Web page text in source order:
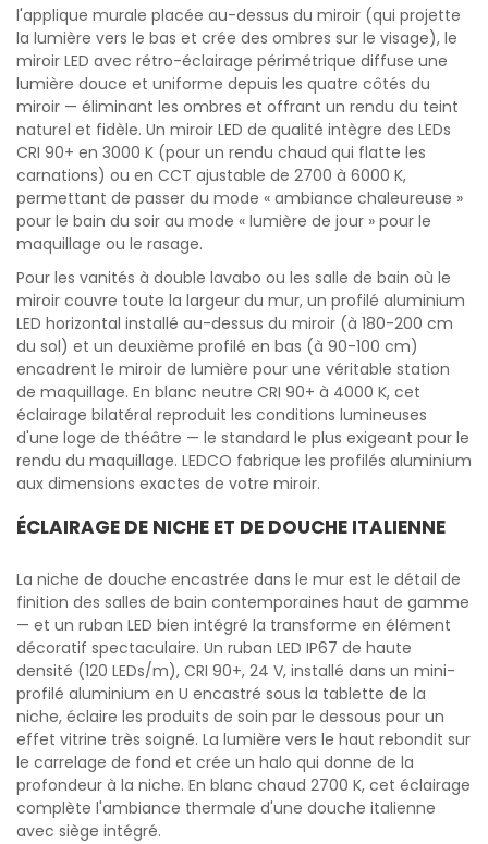
l'applique murale placée au-dessus du miroir (qui projette
la lumière vers le bas et crée des ombres sur le visage), le
miroir LED avec rétro-éclairage périmétrique diffuse une
lumière douce et uniforme depuis les quatre côtés du
miroir — éliminant les ombres et offrant un rendu du teint
naturel et fidèle. Un miroir LED de qualité intègre des LEDs
CRI 90+ en 3000 K (pour un rendu chaud qui flatte les
carnations) ou en CCT ajustable de 2700 à 6000 K,
permettant de passer du mode « ambiance chaleureuse »
pour le bain du soir au mode « lumière de jour » pour le
maquillage ou le rasage.
Pour les vanités à double lavabo ou les salle de bain où le
miroir couvre toute la largeur du mur, un profilé aluminium
LED horizontal installé au-dessus du miroir (à 180-200 cm
du sol) et un deuxième profilé en bas (à 90-100 cm)
encadrent le miroir de lumière pour une véritable station
de maquillage. En blanc neutre CRI 90+ à 4000 K, cet
éclairage bilatéral reproduit les conditions lumineuses
d'une loge de théâtre — le standard le plus exigeant pour le
rendu du maquillage. LEDCO fabrique les profilés aluminium
aux dimensions exactes de votre miroir.
ÉCLAIRAGE DE NICHE ET DE DOUCHE ITALIENNE
La niche de douche encastrée dans le mur est le détail de
finition des salles de bain contemporaines haut de gamme
— et un ruban LED bien intégré la transforme en élément
décoratif spectaculaire. Un ruban LED IP67 de haute
densité (120 LEDs/m), CRI 90+, 24 V, installé dans un mini-
profilé aluminium en U encastré sous la tablette de la
niche, éclaire les produits de soin par le dessous pour un
effet vitrine très soigné. La lumière vers le haut rebondit sur
le carrelage de fond et crée un halo qui donne de la
profondeur à la niche. En blanc chaud 2700 K, cet éclairage
complète l'ambiance thermale d'une douche italienne
avec siège intégré.